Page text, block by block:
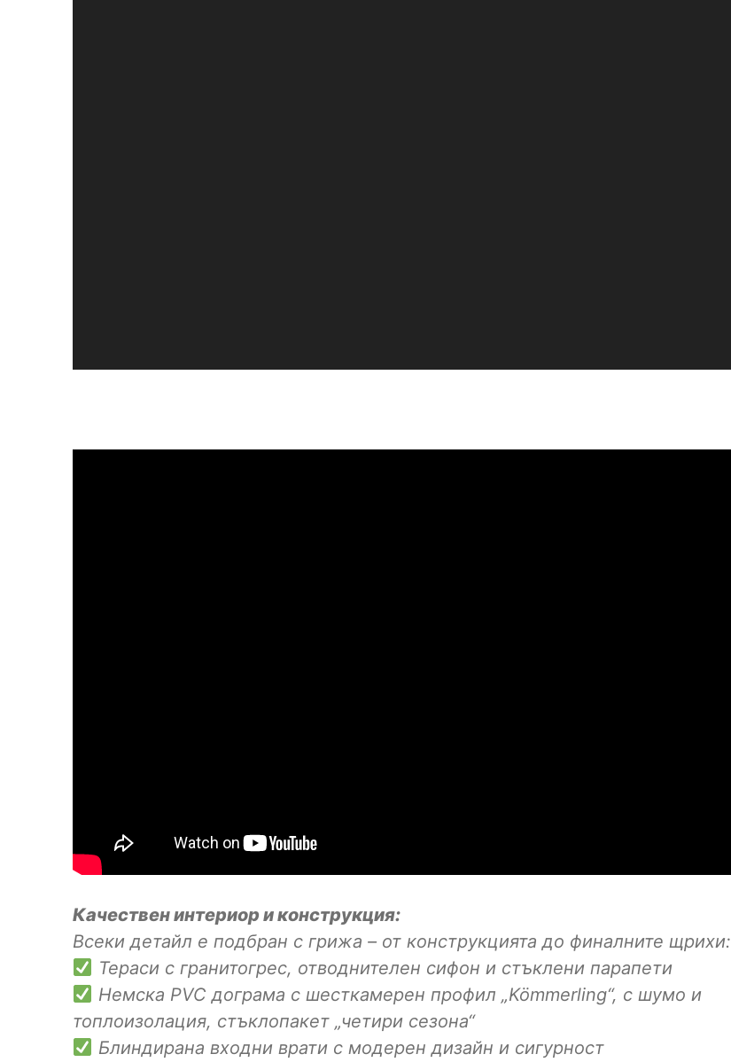
Качествен интериор и конструкция:
Всеки детайл е подбран с грижа – от конструкцията до финалните щрихи:
Тераси с гранитогрес, отводнителен сифон и стъклени парапети
Немска PVC дограма с шесткамерен профил „Kömmerling“, с шумо и
топлоизолация, стъклопакет „четири сезона“
Блиндирана входни врати с модерен дизайн и сигурност